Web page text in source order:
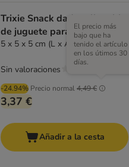
Trixie Snack dado rellenable
de juguete para gatos
5 x 5 x 5 cm (L x An x Al)
-24.94% Precio normal4,49 €
El precio más
bajo que ha
tenido el artículo
en los útimos 30
días.
3,37 €
Sin valoraciones
Añadir a la cesta